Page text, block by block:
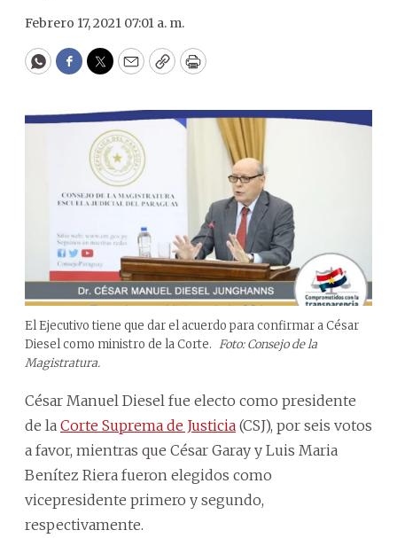
Febrero 17, 2021 07:01 a. m.
WhatsApp
Facebook
Twitter
EmailCopyPrint
El Ejecutivo tiene que dar el acuerdo para confirmar a César
Diesel como ministro de la Corte. Foto: Consejo de la
Magistratura.
César Manuel Diesel fue electo como presidente
de la Corte Suprema de Justicia (CSJ), por seis votos
a favor, mientras que César Garay y Luis Maria
Benítez Riera fueron elegidos como
vicepresidente primero y segundo,
respectivamente.